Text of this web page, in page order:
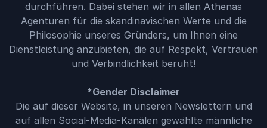
durchführen. Dabei stehen wir in allen Athenas
Agenturen für die skandinavischen Werte und die
Philosophie unseres Gründers, um Ihnen eine
Dienstleistung anzubieten, die auf Respekt, Vertrauen
und Verbindlichkeit beruht!
*Gender Disclaimer
Die auf dieser Website, in unseren Newslettern und
auf allen Social-Media-Kanälen gewählte männliche